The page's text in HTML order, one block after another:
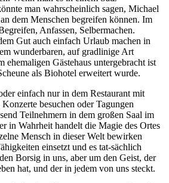
man wahrscheinlich sagen, Michael
dem Menschen begreifen können. Im
Anfassen, Selbermachen.
Gut auch einfach Urlaub machen in
wunderbaren, auf gradlinige Art
ehemaligen Gästehaus untergebracht ist
als Biohotel erweitert wurde.
einfach nur in dem Restaurant mit
Konzerte besuchen oder Tagungen
Teilnehmern in dem großen Saal im
in Wahrheit handelt die Magie des Ortes
Mensch in dieser Welt bewirken
einsetzt und es tat-sächlich
Borsig in uns, aber um den Geist, der
hat, und der in jedem von uns steckt.